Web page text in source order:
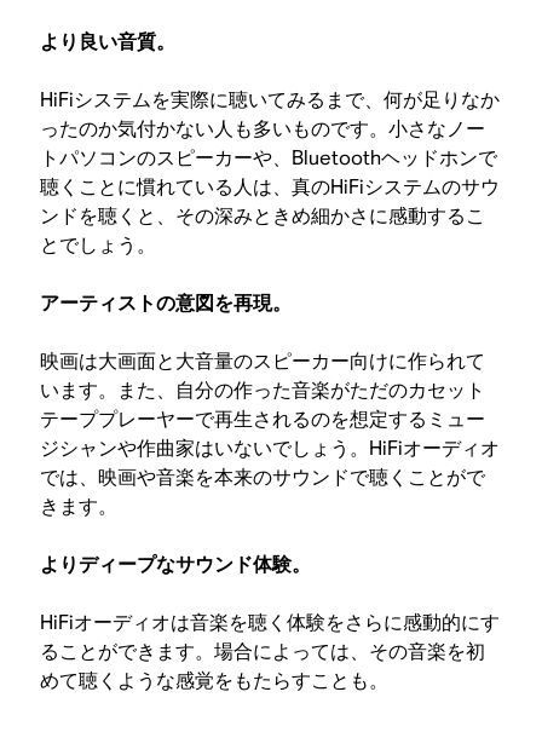
より良い音質。
HiFiシステムを実際に聴いてみるまで、何が足りなか
ったのか気付かない人も多いものです。小さなノー
トパソコンのスピーカーや、Bluetoothヘッドホンで
聴くことに慣れている人は、真のHiFiシステムのサウ
ンドを聴くと、その深みときめ細かさに感動するこ
とでしょう。
アーティストの意図を再現。
映画は大画面と大音量のスピーカー向けに作られて
います。また、自分の作った音楽がただのカセット
テーププレーヤーで再生されるのを想定するミュー
ジシャンや作曲家はいないでしょう。HiFiオーディオ
では、映画や音楽を本来のサウンドで聴くことがで
きます。
よりディープなサウンド体験。
HiFiオーディオは音楽を聴く体験をさらに感動的にす
ることができます。場合によっては、その音楽を初
めて聴くような感覚をもたらすことも。